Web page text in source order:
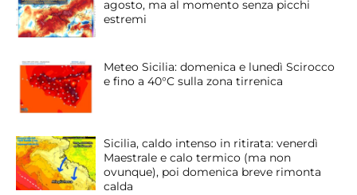
agosto, ma al momento senza picchi
estremi
Meteo Sicilia: domenica e lunedì Scirocco
e fino a 40°C sulla zona tirrenica
Sicilia, caldo intenso in ritirata: venerdì
Maestrale e calo termico (ma non
ovunque), poi domenica breve rimonta
calda